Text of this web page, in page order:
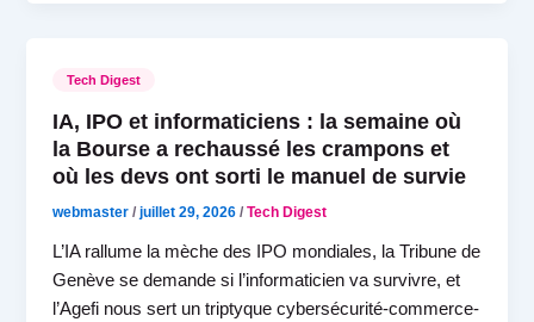
Tech Digest
IA, IPO et informaticiens : la semaine où
la Bourse a rechaussé les crampons et
où les devs ont sorti le manuel de survie
webmaster/juillet 29, 2026/Tech Digest
L’IA rallume la mèche des IPO mondiales, la Tribune de
Genève se demande si l’informaticien va survivre, et
l’Agefi nous sert un triptyque cybersécurité-commerce-